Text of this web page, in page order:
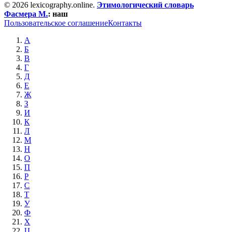
© 2026 lexicography.online. Этимологический словарь
Фасмера М.: наш
Пользовательское соглашениеКонтакты
А
Б
В
Г
Д
Е
Ж
З
И
К
Л
М
Н
О
П
Р
С
Т
У
Ф
Х